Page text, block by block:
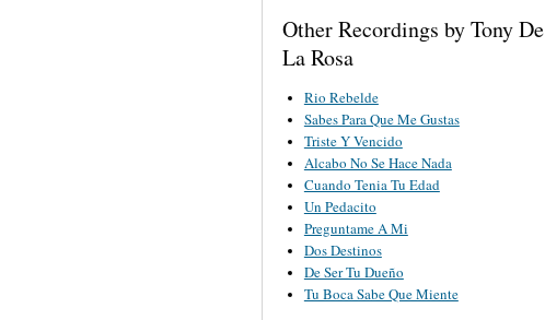
Other Recordings by Tony De
La Rosa
Rio Rebelde
Sabes Para Que Me Gustas
Triste Y Vencido
Alcabo No Se Hace Nada
Cuando Tenia Tu Edad
Un Pedacito
Preguntame A Mi
Dos Destinos
De Ser Tu Dueño
Tu Boca Sabe Que Miente